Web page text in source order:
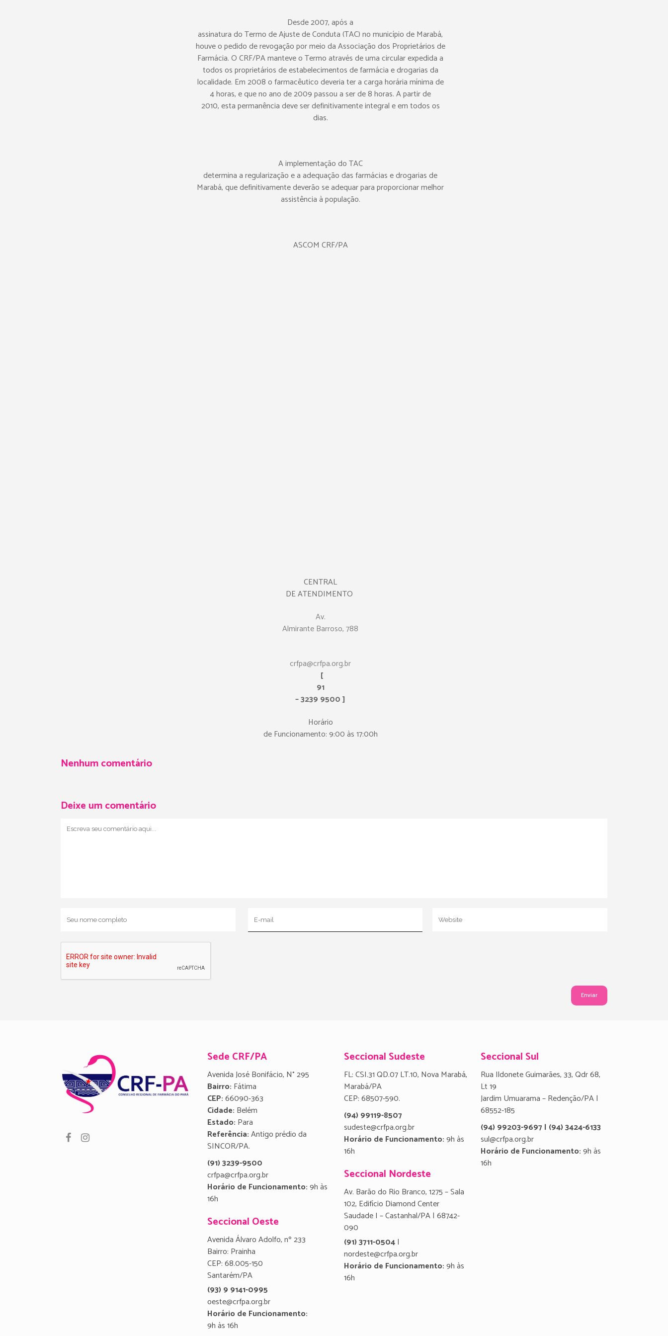
Desde 2007, após a
assinatura do Termo de Ajuste de Conduta (TAC) no município de Marabá,
houve o pedido de revogação por meio da Associação dos Proprietários de
Farmácia. O CRF/PA manteve o Termo através de uma circular expedida a
todos os proprietários de estabelecimentos de farmácia e drogarias da
localidade. Em 2008 o farmacêutico deveria ter a carga horária mínima de
4 horas, e que no ano de 2009 passou a ser de 8 horas. A partir de
2010, esta permanência deve ser definitivamente integral e em todos os
dias.
A implementação do TAC
determina a regularização e a adequação das farmácias e drogarias de
Marabá, que definitivamente deverão se adequar para proporcionar melhor
assistência à população.
ASCOM CRF/PA
CENTRAL
DE ATENDIMENTO
Av.
Almirante Barroso, 788
crfpa@crfpa.org.br
[
91
– 3239 9500 ]
Horário
de Funcionamento: 9:00 às 17:00h
Nenhum comentário
Deixe um comentário
Sede CRF/PA
Avenida José Bonifácio, N° 295
Bairro: Fátima
CEP:66090-363
Cidade: Belém
Estado: Para
Referência:Antigo prédio da
SINCOR/PA.
(91) 3239-9500
crfpa@crfpa.org.br
Horário de Funcionamento:9h às
16h
Seccional Oeste
Avenida Álvaro Adolfo, nº 233
Bairro: Prainha
CEP: 68.005-150
Santarém/PA
(93) 9 9141-0995
oeste@crfpa.org.br
Horário de Funcionamento:
9h às 16h
Seccional Sudeste
FL: CSI.31 QD.07 LT.10, Nova Marabá,
Marabá/PA
CEP: 68507-590.
(94) 99119-8507
sudeste@crfpa.org.br
Horário de Funcionamento:9h às
16h
Seccional Nordeste
Av. Barão do Rio Branco, 1275 – Sala
102, Edifício Diamond Center
Saudade I – Castanhal/PA | 68742-
090
(91) 3711-0504|
nordeste@crfpa.org.br
Horário de Funcionamento:9h às
16h
Seccional Sul
Rua Ildonete Guimarães, 33, Qdr 68,
Lt 19
Jardim Umuarama – Redenção/PA |
68552-185
(94) 99203-9697 | (94) 3424-6133
sul@crfpa.org.br
Horário de Funcionamento:9h às
16h